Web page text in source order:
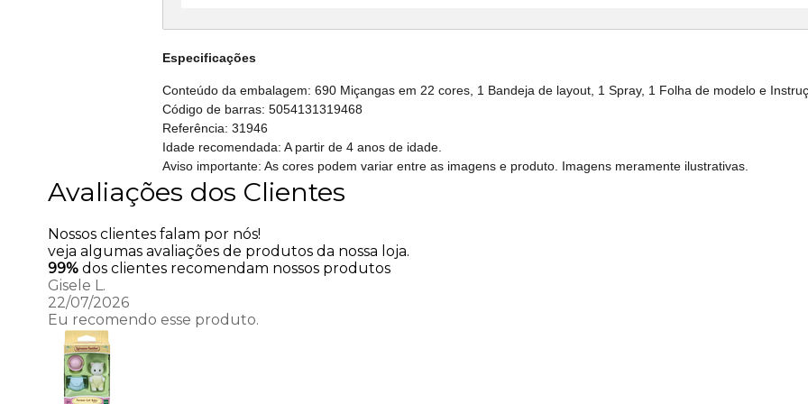
Especificações
Conteúdo da embalagem: 690 Miçangas em 22 cores, 1 Bandeja de layout, 1 Spray, 1 Folha de modelo e
Código de barras: 5054131319468
Referência: 31946
Idade recomendada: A partir de 4 anos de idade.
Aviso importante: As cores podem variar entre as imagens e produto. Imagens meramente ilustrativas.
Avaliações dos Clientes
Nossos clientes falam por nós!
veja algumas avaliações de produtos da nossa loja.
99% dos clientes recomendam nossos produtos
Gisele L.
22/07/2026
Eu recomendo esse produto.